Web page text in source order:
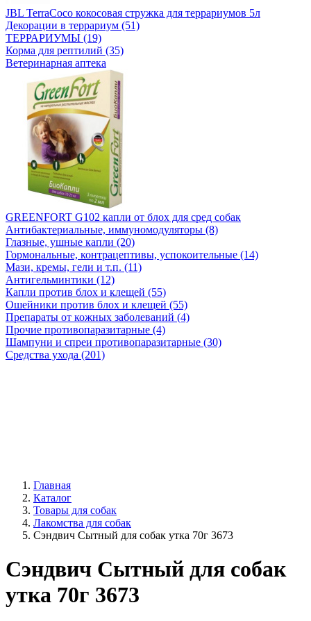
JBL TerraCoco кокосовая стружка для террариумов 5л
Декорации в террариум (51)
ТЕРРАРИУМЫ (19)
Корма для рептилий (35)
Ветеринарная аптека
GREENFORT G102 капли от блох для сред собак
Антибактериальные, иммуномодуляторы (8)
Глазные, ушные капли (20)
Гормональные, контрацептивы, успокоительные (14)
Мази, кремы, гели и т.п. (11)
Антигельминтики (12)
Капли против блох и клещей (55)
Ошейники против блох и клещей (55)
Препараты от кожных заболеваний (4)
Прочие противопаразитарные (4)
Шампуни и спреи противопаразитарные (30)
Средства ухода (201)
Главная
Каталог
Товары для собак
Лакомства для собак
Сэндвич Сытный для собак утка 70г 3673
Сэндвич Сытный для собак
утка 70г 3673